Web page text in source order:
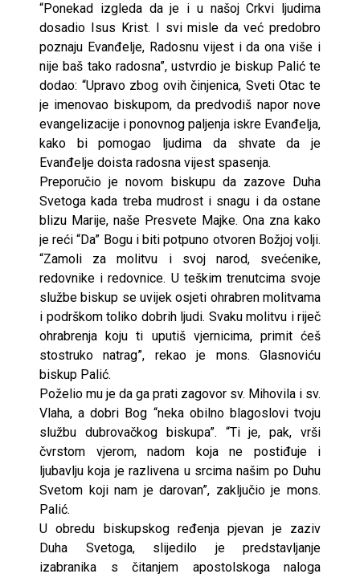
“Ponekad izgleda da je i u našoj Crkvi ljudima
dosadio Isus Krist. I svi misle da već predobro
poznaju Evanđelje, Radosnu vijest i da ona više i
nije baš tako radosna”, ustvrdio je biskup Palić te
dodao: “Upravo zbog ovih činjenica, Sveti Otac te
je imenovao biskupom, da predvodiš napor nove
evangelizacije i ponovnog paljenja iskre Evanđelja,
kako bi pomogao ljudima da shvate da je
Evanđelje doista radosna vijest spasenja.
Preporučio je novom biskupu da zazove Duha
Svetoga kada treba mudrost i snagu i da ostane
blizu Marije, naše Presvete Majke. Ona zna kako
je reći “Da” Bogu i biti potpuno otvoren Božjoj volji.
“Zamoli za molitvu i svoj narod, svećenike,
redovnike i redovnice. U teškim trenutcima svoje
službe biskup se uvijek osjeti ohrabren molitvama
i podrškom toliko dobrih ljudi. Svaku molitvu i riječ
ohrabrenja koju ti uputiš vjernicima, primit ćeš
stostruko natrag”, rekao je mons. Glasnoviću
biskup Palić.
Poželio mu je da ga prati zagovor sv. Mihovila i sv.
Vlaha, a dobri Bog “neka obilno blagoslovi tvoju
službu dubrovačkog biskupa”. “Ti je, pak, vrši
čvrstom vjerom, nadom koja ne postiđuje i
ljubavlju koja je razlivena u srcima našim po Duhu
Svetom koji nam je darovan”, zaključio je mons.
Palić.
U obredu biskupskog ređenja pjevan je zaziv
Duha Svetoga, slijedilo je predstavljanje
izabranika s čitanjem apostolskoga naloga